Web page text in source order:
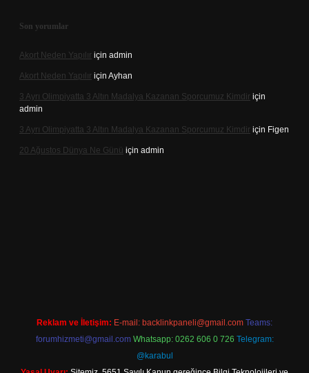
Son yorumlar
Akort Neden Yapılır için admin
Akort Neden Yapılır için Ayhan
3 Ayrı Olimpiyatta 3 Altın Madalya Kazanan Sporcumuz Kimdir için
admin
3 Ayrı Olimpiyatta 3 Altın Madalya Kazanan Sporcumuz Kimdir için Figen
20 Ağustos Dünya Ne Günü için admin
Reklam ve İletişim: E-mail: backlinkpaneli@gmail.com Teams:
forumhizmeti@gmail.com Whatsapp: 0262 606 0 726 Telegram:
@karabul